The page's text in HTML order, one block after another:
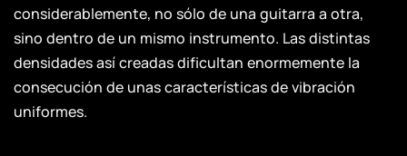
considerablemente, no sólo de una guitarra a otra,
sino dentro de un mismo instrumento. Las distintas
densidades así creadas dificultan enormemente la
consecución de unas características de vibración
uniformes.